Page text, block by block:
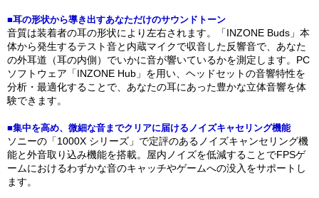
■耳の形状から導き出すあなただけのサウンドトーン
音質は装着者の耳の形状により左右されます。「INZONE Buds」本
体から発生するテスト音と内蔵マイクで収音した反響音で、あなた
の外耳道（耳の内側）でいかに音が響いているかを測定します。PC
ソフトウェア「INZONE Hub」を用い、ヘッドセットの音響特性を
分析・最適化することで、あなたの耳にあった豊かな立体音響を体
験できます。
■集中を高め、微細な音までクリアに届けるノイズキャセリング機能
ソニーの「1000X シリーズ」で定評のあるノイズキャンセリング機
能と外音取り込み機能を搭載。屋内ノイズを低減することでFPSゲ
ームにおけるわずかな音のキャッチやゲームへの没入をサポートし
ます。